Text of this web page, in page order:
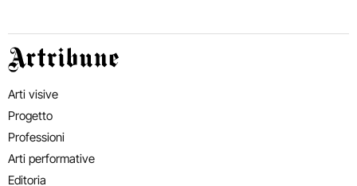
Artribune
Arti visive
Progetto
Professioni
Arti performative
Editoria